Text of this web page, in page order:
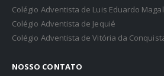
Colégio Adventista de Luis Eduardo
Colégio Adventista de Jequié
Colégio Adventista de Vitória da
NOSSO CONTATO